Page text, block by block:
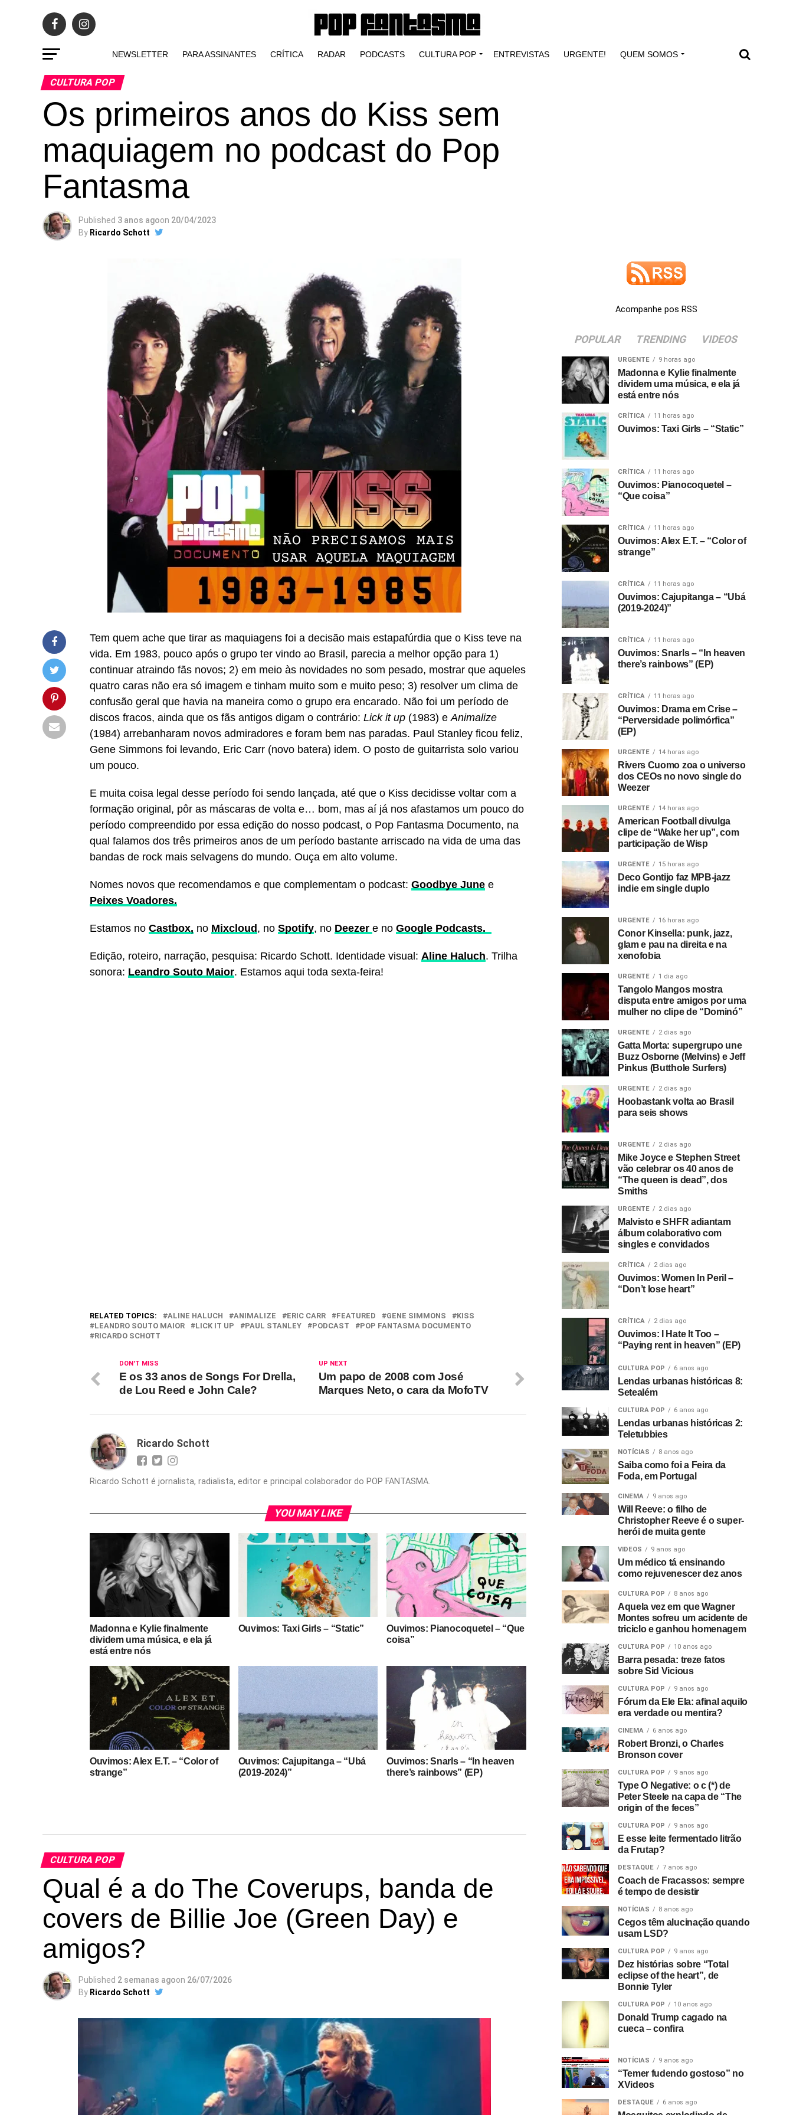
NEWSLETTER PARA ASSINANTES CRÍTICA RADAR PODCASTS CULTURA POP ENTREVISTAS URGENTE! QUEM SOMOS
CULTURA POP
Os primeiros anos do Kiss sem
maquiagem no podcast do Pop
Fantasma
Published 3 anos agoon 20/04/2023
By Ricardo Schott
Tem quem ache que tirar as maquiagens foi a decisão mais estapafúrdia que o Kiss teve na
vida. Em 1983, pouco após o grupo ter vindo ao Brasil, parecia a melhor opção para 1)
continuar atraindo fãs novos; 2) em meio às novidades no som pesado, mostrar que aqueles
quatro caras não era só imagem e tinham muito som e muito peso; 3) resolver um clima de
confusão geral que havia na maneira como o grupo era encarado. Não foi um período de
discos fracos, ainda que os fãs antigos digam o contrário: Lick it up (1983) eAnimalize
(1984) arrebanharam novos admiradores e foram bem nas paradas. Paul Stanley ficou feliz,
Gene Simmons foi levando, Eric Carr (novo batera) idem. O posto de guitarrista solo variou
um pouco.
E muita coisa legal desse período foi sendo lançada, até que o Kiss decidisse voltar com a
formação original, pôr as máscaras de volta e… bom, mas aí já nos afastamos um pouco do
período compreendido por essa edição do nosso podcast, o Pop Fantasma Documento, na
qual falamos dos três primeiros anos de um período bastante arriscado na vida de uma das
bandas de rock mais selvagens do mundo. Ouça em alto volume.
Nomes novos que recomendamos e que complementam o podcast: Goodbye June e
Peixes Voadores.
Estamos no Castbox, no Mixcloud , no Spotify, no Deezer e no Google Podcasts.
Edição, roteiro, narração, pesquisa: Ricardo Schott. Identidade visual: Aline Haluch. Trilha
sonora: Leandro Souto Maior. Estamos aqui toda sexta-feira!
RELATED TOPICS: ALINE HALUCH ANIMALIZE ERIC CARR FEATURED GENE SIMMONS
KISS
LEANDRO SOUTO MAIOR
LICK IT UP PAUL STANLEY PODCAST
POP FANTASMA DOCUMENTO
RICARDO SCHOTT
UP NEXT
Um papo de 2008 com José
Marques Neto, o cara da MofoTV
DON'T MISS
E os 33 anos de Songs For Drella,
de Lou Reed e John Cale?
Ricardo Schott
Ricardo Schott é jornalista, radialista, editor e principal colaborador do POP FANTASMA.
YOU MAY LIKE
Madonna e Kylie finalmente
dividem uma música, e ela já
está entre nós
Ouvimos: Taxi Girls – “Static”
Ouvimos: Pianocoquetel – “Que
coisa”
Ouvimos: Alex E.T. – “Color of
strange”
Ouvimos: Cajupitanga – “Ubá
(2019-2024)”
Ouvimos: Snarls – “In heaven
there’s rainbows” (EP)
CULTURA POP
Qual é a do The Coverups, banda de
covers de Billie Joe (Green Day) e
amigos?
Published 2 semanas agoon 26/07/2026
By Ricardo Schott
Acompanhe pos RSS
POPULAR TRENDING VIDEOS
URGENTE 9 horas ago
Madonna e Kylie finalmente
dividem uma música, e ela já
está entre nós
CRÍTICA 11 horas ago
Ouvimos: Taxi Girls – “Static”
CRÍTICA 11 horas ago
Ouvimos: Pianocoquetel –
“Que coisa”
CRÍTICA 11 horas ago
Ouvimos: Alex E.T. – “Color of
strange”
CRÍTICA 11 horas ago
Ouvimos: Cajupitanga – “Ubá
(2019-2024)”
CRÍTICA 11 horas ago
Ouvimos: Snarls – “In heaven
there’s rainbows” (EP)
CRÍTICA 11 horas ago
Ouvimos: Drama em Crise –
“Perversidade polimórfica”
(EP)
URGENTE 14 horas ago
Rivers Cuomo zoa o universo
dos CEOs no novo single do
Weezer
URGENTE 14 horas ago
American Football divulga
clipe de “Wake her up”, com
participação de Wisp
URGENTE 15 horas ago
Deco Gontijo faz MPB-jazz
indie em single duplo
URGENTE 16 horas ago
Conor Kinsella: punk, jazz,
glam e pau na direita e na
xenofobia
URGENTE 1 dia ago
Tangolo Mangos mostra
disputa entre amigos por uma
mulher no clipe de “Dominó”
URGENTE 2 dias ago
Gatta Morta: supergrupo une
Buzz Osborne (Melvins) e Jeff
Pinkus (Butthole Surfers)
URGENTE 2 dias ago
Hoobastank volta ao Brasil
para seis shows
URGENTE 2 dias ago
Mike Joyce e Stephen Street
vão celebrar os 40 anos de
“The queen is dead”, dos
Smiths
URGENTE 2 dias ago
Malvisto e SHFR adiantam
álbum colaborativo com
singles e convidados
CRÍTICA 2 dias ago
Ouvimos: Women In Peril –
“Don’t lose heart”
CRÍTICA 2 dias ago
Ouvimos: I Hate It Too –
“Paying rent in heaven” (EP)
CULTURA POP 6 anos ago
Lendas urbanas históricas 8:
Setealém
CULTURA POP 6 anos ago
Lendas urbanas históricas 2:
Teletubbies
NOTÍCIAS 8 anos ago
Saiba como foi a Feira da
Foda, em Portugal
CINEMA 9 anos ago
Will Reeve: o filho de
Christopher Reeve é o super-
herói de muita gente
VIDEOS 9 anos ago
Um médico tá ensinando
como rejuvenescer dez anos
CULTURA POP 8 anos ago
Aquela vez em que Wagner
Montes sofreu um acidente de
triciclo e ganhou homenagem
CULTURA POP 10 anos ago
Barra pesada: treze fatos
sobre Sid Vicious
CULTURA POP 9 anos ago
Fórum da Ele Ela: afinal aquilo
era verdade ou mentira?
CINEMA 6 anos ago
Robert Bronzi, o Charles
Bronson cover
CULTURA POP 9 anos ago
Type O Negative: o c (*) de
Peter Steele na capa de “The
origin of the feces”
CULTURA POP 9 anos ago
E esse leite fermentado litrão
da Frutap?
DESTAQUE 7 anos ago
Coach de Fracassos: sempre
é tempo de desistir
NOTÍCIAS 8 anos ago
Cegos têm alucinação quando
usam LSD?
CULTURA POP 9 anos ago
Dez histórias sobre “Total
eclipse of the heart”, de
Bonnie Tyler
CULTURA POP 10 anos ago
Donald Trump cagado na
cueca – confira
NOTÍCIAS 9 anos ago
“Temer fudendo gostoso” no
XVideos
DESTAQUE 6 anos ago